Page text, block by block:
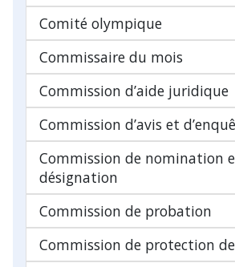
Comité olympique
Commissaire du mois
Commission d’aide juridique
Commission d’avis et
Commission de nomination
désignation
Commission de probation
Commission de protection